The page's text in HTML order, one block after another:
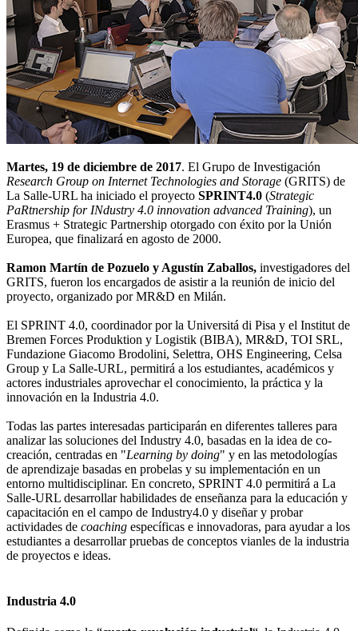
Martes, 19 de diciembre de 2017. El Grupo de Investigación
Research Group on Internet Technologies and Storage (GRITS) de
La Salle-URL ha iniciado el proyecto SPRINT4.0 (Strategic
PaRtnership for INdustry 4.0 innovation advanced Training), un
Erasmus + Strategic Partnership otorgado con éxito por la Unión
Europea, que finalizará en agosto de 2000.
Ramon Martín de Pozuelo y Agustín Zaballos, investigadores del
GRITS, fueron los encargados de asistir a la reunión de inicio del
proyecto, organizado por MR&D en Milán.
El SPRINT 4.0, coordinador por la Universitá di Pisa y el Institut de
Bremen Forces Produktion y Logistik (BIBA), MR&D, TOI SRL,
Fundazione Giacomo Brodolini, Selettra, OHS Engineering, Celsa
Group y La Salle-URL, permitirá a los estudiantes, académicos y
actores industriales aprovechar el conocimiento, la práctica y la
innovación en la Industria 4.0.
Todas las partes interesadas participarán en diferentes talleres para
analizar las soluciones del Industry 4.0, basadas en la idea de co-
creación, centradas en "Learning by doing" y en las metodologías
de aprendizaje basadas en probelas y su implementación en un
entorno multidisciplinar. En concreto, SPRINT 4.0 permitirá a La
Salle-URL desarrollar habilidades de enseñanza para la educación y
capacitación en el campo de Industry4.0 y diseñar y probar
actividades de coaching específicas e innovadoras, para ayudar a los
estudiantes a desarrollar pruebas de conceptos vianles de la industria
de proyectos e ideas.
Industria 4.0